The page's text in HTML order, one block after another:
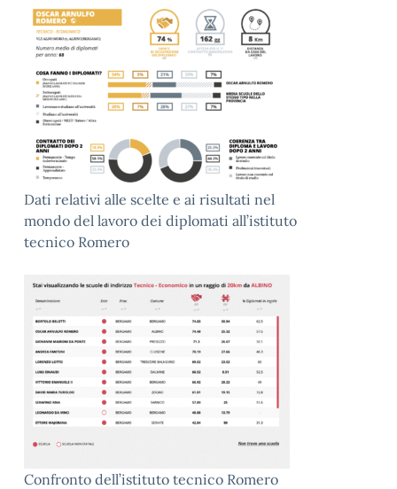
Dati relativi alle scelte e ai risultati nel
mondo del lavoro dei diplomati all’istituto
tecnico Romero
Confronto dell’istituto tecnico Romero